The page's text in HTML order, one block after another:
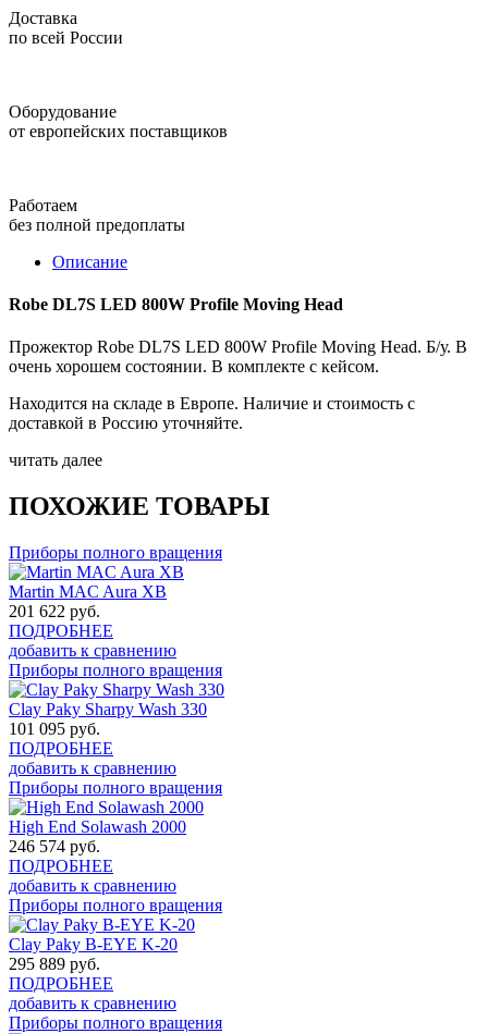
Доставка
по всей России
Оборудование
от европейских поставщиков
Работаем
без полной предоплаты
Описание
Robe DL7S LED 800W Profile Moving Head
Прожектор Robe DL7S LED 800W Profile Moving Head. Б/у. В
очень хорошем состоянии. В комплекте с кейсом.
Находится на складе в Европе. Наличие и стоимость с
доставкой в Россию уточняйте.
читать далее
ПОХОЖИЕ ТОВАРЫ
Приборы полного вращения
Martin MAC Aura XB
201 622 руб.
ПОДРОБНЕЕ
добавить к сравнению
Приборы полного вращения
Clay Paky Sharpy Wash 330
101 095 руб.
ПОДРОБНЕЕ
добавить к сравнению
Приборы полного вращения
High End Solawash 2000
246 574 руб.
ПОДРОБНЕЕ
добавить к сравнению
Приборы полного вращения
Clay Paky B-EYE K-20
295 889 руб.
ПОДРОБНЕЕ
добавить к сравнению
Приборы полного вращения